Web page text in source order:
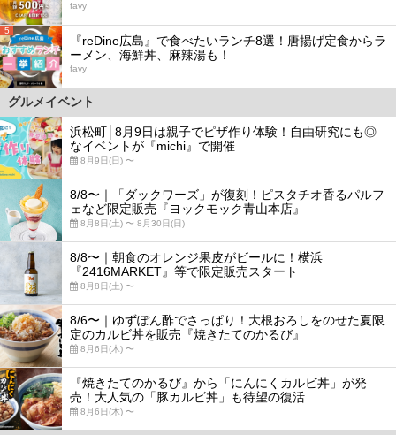
favy
5
『reDine広島』で食べたいランチ8選！唐揚げ定食からラ
ーメン、海鮮丼、麻辣湯も！
favy
グルメイベント
浜松町│8月9日は親子でピザ作り体験！自由研究にも◎
なイベントが『michi』で開催
8月9日(日) 〜
8/8〜｜「ダックワーズ」が復刻！ピスタチオ香るパルフ
ェなど限定販売『ヨックモック青山本店』
8月8日(土) 〜 8月30日(日)
8/8〜｜朝食のオレンジ果皮がビールに！横浜
『2416MARKET』等で限定販売スタート
8月8日(土) 〜
8/6〜｜ゆずぽん酢でさっぱり！大根おろしをのせた夏限
定のカルビ丼を販売『焼きたてのかるび』
8月6日(木) 〜
『焼きたてのかるび』から「にんにくカルビ丼」が発
売！大人気の「豚カルビ丼」も待望の復活
8月6日(木) 〜